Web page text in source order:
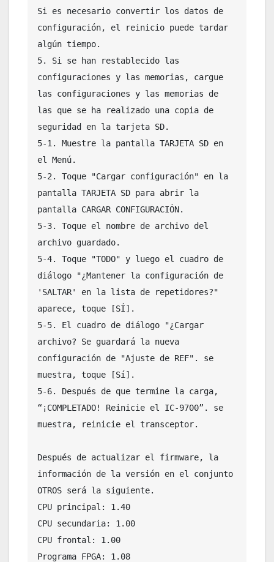
Si es necesario convertir los datos de
configuración, el reinicio puede tardar
algún tiempo.
5. Si se han restablecido las
configuraciones y las memorias, cargue
las configuraciones y las memorias de
las que se ha realizado una copia de
seguridad en la tarjeta SD.
5-1. Muestre la pantalla TARJETA SD en
el Menú.
5-2. Toque "Cargar configuración" en la
pantalla TARJETA SD para abrir la
pantalla CARGAR CONFIGURACIÓN.
5-3. Toque el nombre de archivo del
archivo guardado.
5-4. Toque "TODO" y luego el cuadro de
diálogo "¿Mantener la configuración de
'SALTAR' en la lista de repetidores?"
aparece, toque [SÍ].
5-5. El cuadro de diálogo "¿Cargar
archivo? Se guardará la nueva
configuración de "Ajuste de REF". se
muestra, toque [Sí].
5-6. Después de que termine la carga,
“¡COMPLETADO! Reinicie el IC-9700”. se
muestra, reinicie el transceptor.
Después de actualizar el firmware, la
información de la versión en el conjunto
OTROS será la siguiente.
CPU principal: 1.40
CPU secundaria: 1.00
CPU frontal: 1.00
Programa FPGA: 1.08